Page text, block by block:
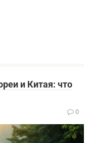
и Китая: что
0